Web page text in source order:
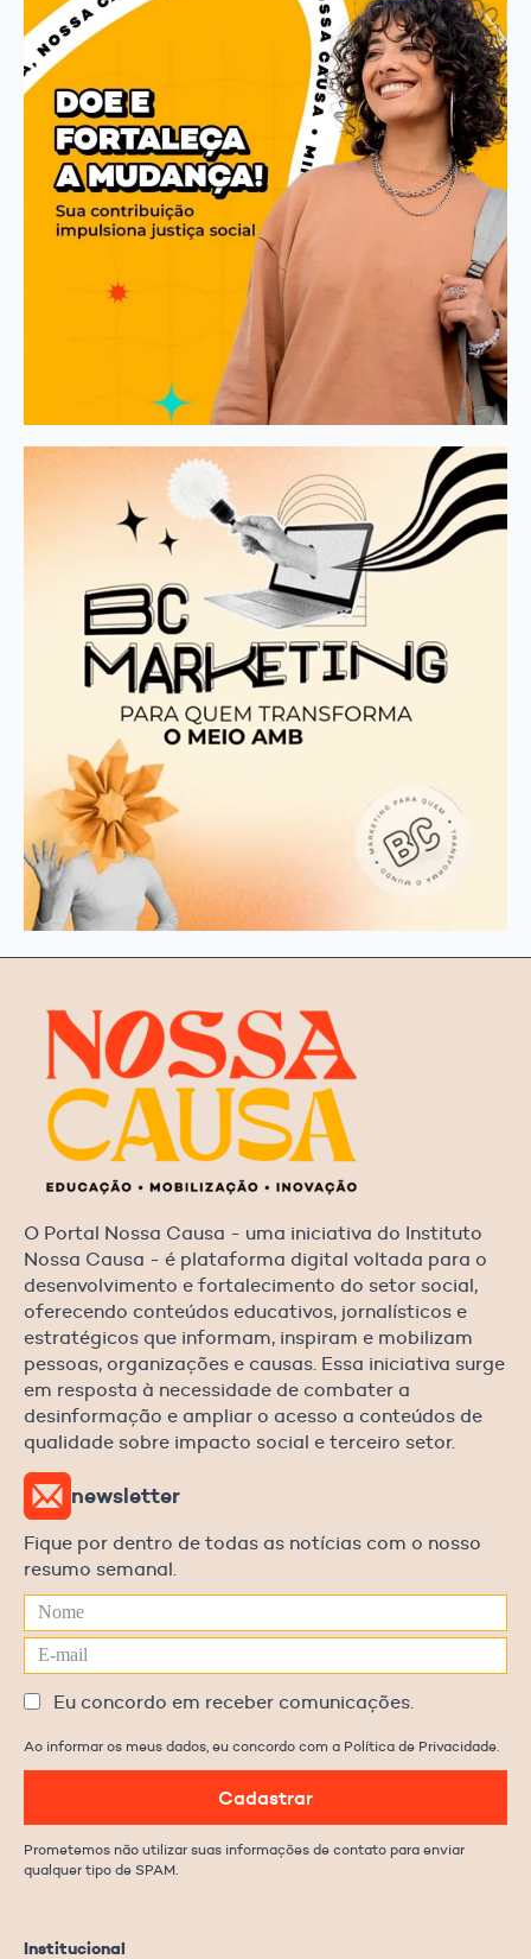
O Portal Nossa Causa - uma iniciativa do Instituto
Nossa Causa - é plataforma digital voltada para o
desenvolvimento e fortalecimento do setor social,
oferecendo conteúdos educativos, jornalísticos e
estratégicos que informam, inspiram e mobilizam
pessoas, organizações e causas. Essa iniciativa surge
em resposta à necessidade de combater a
desinformação e ampliar o acesso a conteúdos de
qualidade sobre impacto social e terceiro setor.
Institucional
newsletter
Fique por dentro de todas as notícias com o nosso
resumo semanal.
Eu concordo em receber comunicações.
Ao informar os meus dados, eu concordo com a Política de Privacidade.
Cadastrar
Prometemos não utilizar suas informações de contato para enviar
qualquer tipo de SPAM.